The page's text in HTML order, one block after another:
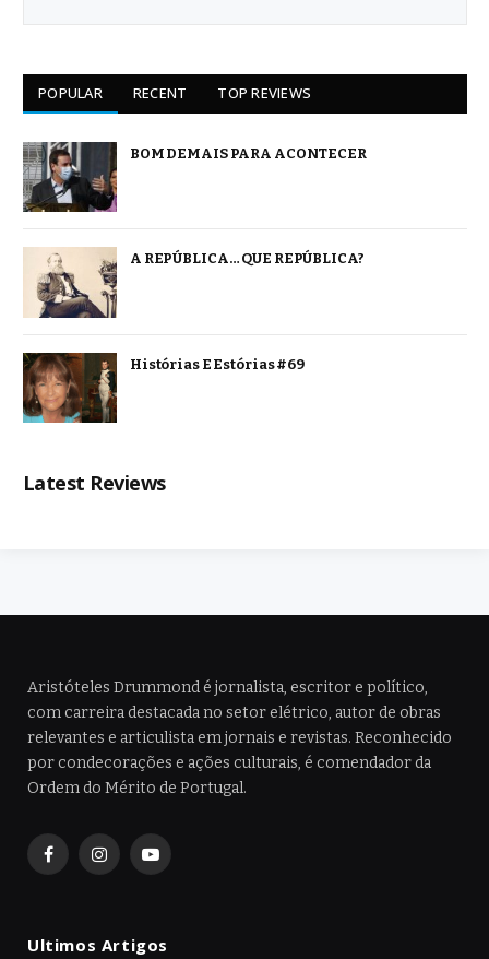
POPULAR RECENT TOP REVIEWS
BOM DEMAIS PARA ACONTECER
A REPÚBLICA… QUE REPÚBLICA?
Histórias E Estórias #69
Latest Reviews
Aristóteles Drummond é jornalista, escritor e político,
com carreira destacada no setor elétrico, autor de obras
relevantes e articulista em jornais e revistas. Reconhecido
por condecorações e ações culturais, é comendador da
Ordem do Mérito de Portugal.
FacebookInstagramYouTube
Ultimos Artigos